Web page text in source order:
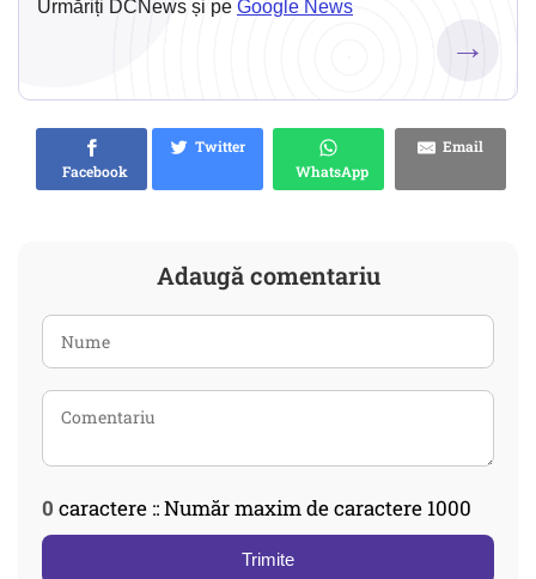
Urmăriți DCNews și pe Google News
→
Facebook
Twitter
WhatsApp
Email
Adaugă comentariu
0 caractere :: Număr maxim de caractere 1000
Trimite